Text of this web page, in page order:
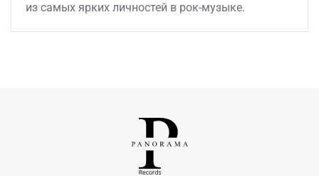
из самых ярких личностей в рок-музыке.